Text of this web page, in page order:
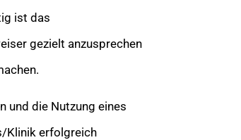
ist das
gezielt anzusprechen
und die Nutzung eines
Klinik erfolgreich